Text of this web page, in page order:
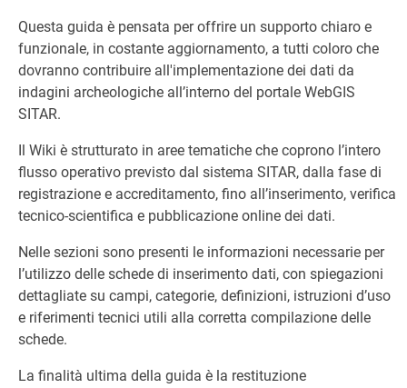
Questa guida è pensata per offrire un supporto chiaro e
funzionale, in costante aggiornamento, a tutti coloro che
dovranno contribuire all'implementazione dei dati da
indagini archeologiche all’interno del portale WebGIS
SITAR.
Il Wiki è strutturato in aree tematiche che coprono l’intero
flusso operativo previsto dal sistema SITAR, dalla fase di
registrazione e accreditamento, fino all’inserimento, verifica
tecnico-scientifica e pubblicazione online dei dati.
Nelle sezioni sono presenti le informazioni necessarie per
l’utilizzo delle schede di inserimento dati, con spiegazioni
dettagliate su campi, categorie, definizioni, istruzioni d’uso
e riferimenti tecnici utili alla corretta compilazione delle
schede.
La finalità ultima della guida è la restituzione